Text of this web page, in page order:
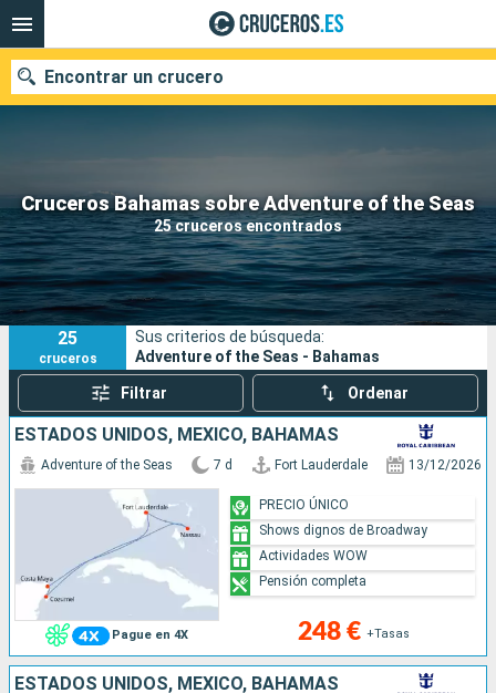
Cruceros Bahamas sobre Adventure of the Seas
25 cruceros encontrados
Encontrar un crucero
Nuestros destinos
Fecha de salida
Puertos Compañías
Buscar
25
cruceros
Sus criterios de búsqueda:
Adventure of the Seas - Bahamas
Filtrar Ordenar
ESTADOS UNIDOS, MÉXICO, BAHAMAS
Pague en 4X
Adventure of the Seas 7 d Fort Lauderdale 13/12/2026
248 € +Tasas
PRECIO ÚNICO
Shows dignos de Broadway
Actividades WOW
Pensión completa
ESTADOS UNIDOS, MÉXICO, BAHAMAS